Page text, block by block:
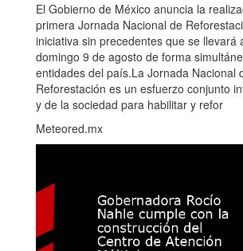
El Gobierno de México anuncia la
primera Jornada Nacional de
iniciativa sin precedentes que se llevará
domingo 9 de agosto de forma
entidades del país.La Jornada Nacional
Reforestación es un esfuerzo conjunto
y de la sociedad para habilitar y refor
Meteored.mx